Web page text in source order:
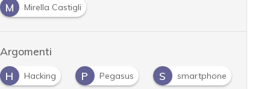
M
Mirella Castigli
Argomenti
P Pegasus S smartphone S spyware